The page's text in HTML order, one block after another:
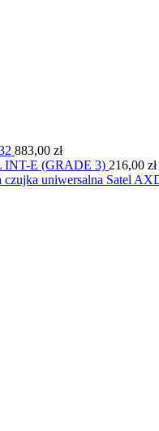
883,00 zł
INT-E (GRADE 3) 216,00 zł
czujka uniwersalna Satel